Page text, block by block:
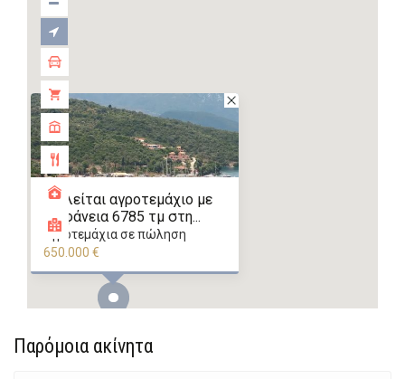
Πωλείται αγροτεμάχιο με
επιφάνεια 6785 τμ στη...
αγροτεμάχια σε πώληση
650.000 €
Παρόμοια ακίνητα